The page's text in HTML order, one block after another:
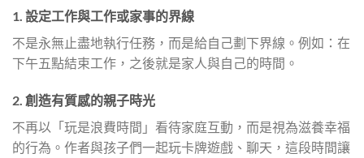
1. 設定工作與工作或家事的界線
不是永無止盡地執行任務，而是給自己劃下界線。例如：在
下午五點結束工作，之後就是家人與自己的時間。
2. 創造有質感的親子時光
不再以「玩是浪費時間」看待家庭互動，而是視為滋養幸福
的行為。作者與孩子們一起玩卡牌遊戲、聊天，這段時間讓